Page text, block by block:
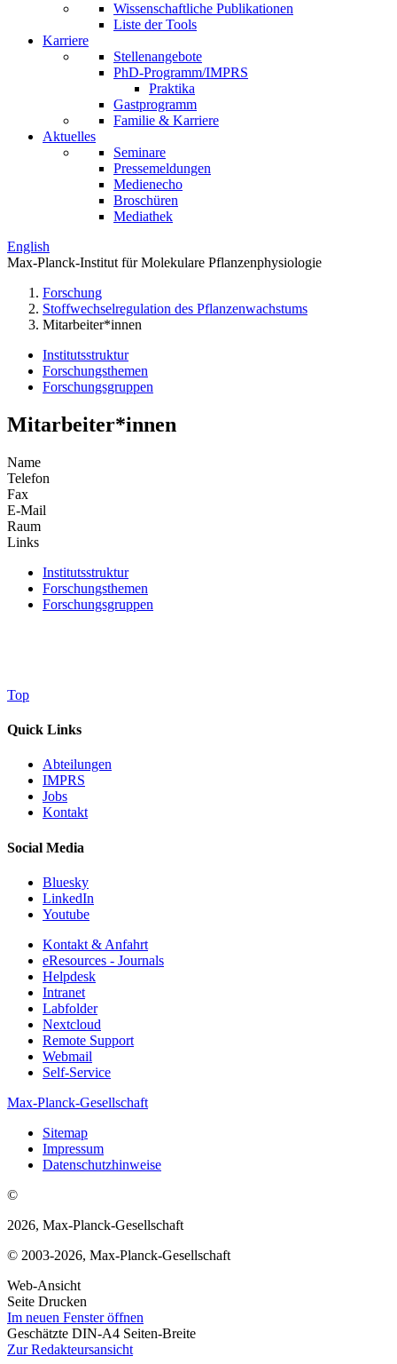
Wissenschaftliche Publikationen
Liste der Tools
Karriere
Stellenangebote
PhD-Programm/IMPRS
Praktika
Gastprogramm
Familie & Karriere
Aktuelles
Seminare
Pressemeldungen
Medienecho
Broschüren
Mediathek
English
Max-Planck-Institut für Molekulare Pflanzenphysiologie
Forschung
Stoffwechselregulation des Pflanzenwachstums
Mitarbeiter*innen
Institutsstruktur
Forschungsthemen
Forschungsgruppen
Mitarbeiter*innen
Name
Telefon
Fax
E-Mail
Raum
Links
Institutsstruktur
Forschungsthemen
Forschungsgruppen
Top
Quick Links
Abteilungen
IMPRS
Jobs
Kontakt
Social Media
Bluesky
LinkedIn
Youtube
Kontakt & Anfahrt
eResources - Journals
Helpdesk
Intranet
Labfolder
Nextcloud
Remote Support
Webmail
Self-Service
Max-Planck-Gesellschaft
Sitemap
Impressum
Datenschutzhinweise
©
2026, Max-Planck-Gesellschaft
© 2003-2026, Max-Planck-Gesellschaft
Web-Ansicht
Seite Drucken
Im neuen Fenster öffnen
Geschätzte DIN-A4 Seiten-Breite
Zur Redakteursansicht